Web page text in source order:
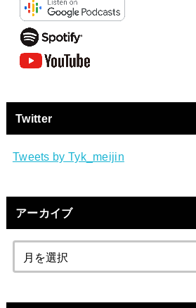
Twitter
Tweets by Tyk_meijin
アーカイブ